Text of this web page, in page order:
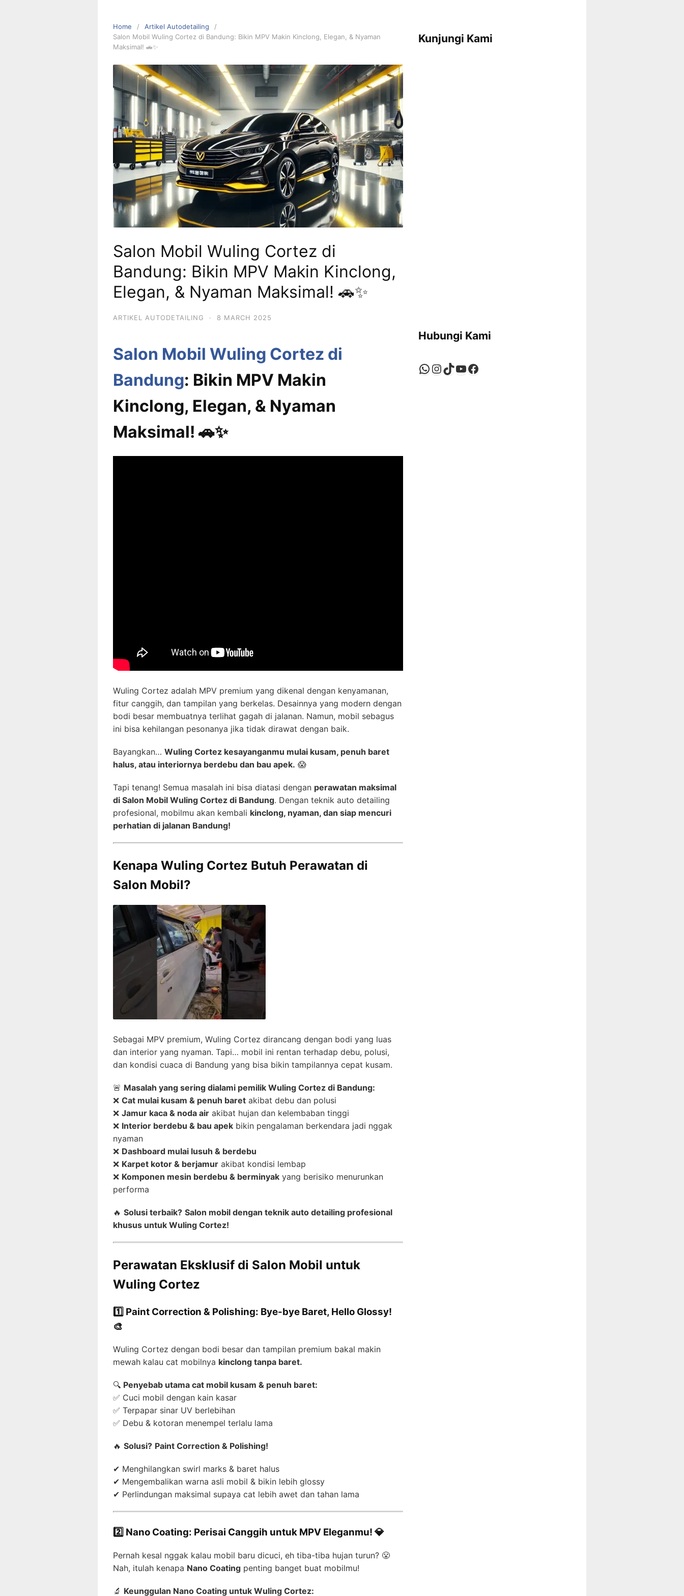
Home
Artikel Autodetailing
Salon Mobil Wuling Cortez di Bandung: Bikin MPV Makin Kinclong, Elegan, & Nyaman
Maksimal! 🚗✨
Salon Mobil Wuling Cortez di
Bandung: Bikin MPV Makin Kinclong,
Elegan, & Nyaman Maksimal! 🚗✨
ARTIKEL AUTODETAILING · 8 MARCH 2025
Salon Mobil Wuling Cortez di
Bandung: Bikin MPV Makin
Kinclong, Elegan, & Nyaman
Maksimal! 🚗✨
Wuling Cortez adalah MPV premium yang dikenal dengan kenyamanan,
fitur canggih, dan tampilan yang berkelas. Desainnya yang modern dengan
bodi besar membuatnya terlihat gagah di jalanan. Namun, mobil sebagus
ini bisa kehilangan pesonanya jika tidak dirawat dengan baik.
Bayangkan… Wuling Cortez kesayanganmu mulai kusam, penuh baret
halus, atau interiornya berdebu dan bau apek. 😱
Tapi tenang! Semua masalah ini bisa diatasi dengan perawatan maksimal
di Salon Mobil Wuling Cortez di Bandung. Dengan teknik auto detailing
profesional, mobilmu akan kembali kinclong, nyaman, dan siap mencuri
perhatian di jalanan Bandung!
Kenapa Wuling Cortez Butuh Perawatan di
Salon Mobil?
Sebagai MPV premium, Wuling Cortez dirancang dengan bodi yang luas
dan interior yang nyaman. Tapi… mobil ini rentan terhadap debu, polusi,
dan kondisi cuaca di Bandung yang bisa bikin tampilannya cepat kusam.
🚨 Masalah yang sering dialami pemilik Wuling Cortez di Bandung:
❌ Cat mulai kusam & penuh baret akibat debu dan polusi
❌ Jamur kaca & noda air akibat hujan dan kelembaban tinggi
❌ Interior berdebu & bau apek bikin pengalaman berkendara jadi nggak
nyaman
❌ Dashboard mulai lusuh & berdebu
❌ Karpet kotor & berjamur akibat kondisi lembap
❌ Komponen mesin berdebu & berminyak yang berisiko menurunkan
performa
🔥 Solusi terbaik? Salon mobil dengan teknik auto detailing profesional
khusus untuk Wuling Cortez!
Perawatan Eksklusif di Salon Mobil untuk
Wuling Cortez
1️⃣ Paint Correction & Polishing: Bye-bye Baret, Hello Glossy!
🎨
Wuling Cortez dengan bodi besar dan tampilan premium bakal makin
mewah kalau cat mobilnya kinclong tanpa baret.
🔍 Penyebab utama cat mobil kusam & penuh baret:
✅ Cuci mobil dengan kain kasar
✅ Terpapar sinar UV berlebihan
✅ Debu & kotoran menempel terlalu lama
🔥 Solusi? Paint Correction & Polishing!
✔ Menghilangkan swirl marks & baret halus
✔ Mengembalikan warna asli mobil & bikin lebih glossy
✔ Perlindungan maksimal supaya cat lebih awet dan tahan lama
2️⃣ Nano Coating: Perisai Canggih untuk MPV Eleganmu! 💎
Pernah kesal nggak kalau mobil baru dicuci, eh tiba-tiba hujan turun? 😤
Nah, itulah kenapa Nano Coating penting banget buat mobilmu!
🔬 Keunggulan Nano Coating untuk Wuling Cortez:
Kunjungi Kami
Hubungi Kami
WhatsApp
Instagram
TikTok
YouTube
Facebook